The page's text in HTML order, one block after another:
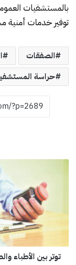
بالمستشفيات
توفير خدمات أمنية
الصفقات
حراسة
ن
ل
توتر بين الأطباء